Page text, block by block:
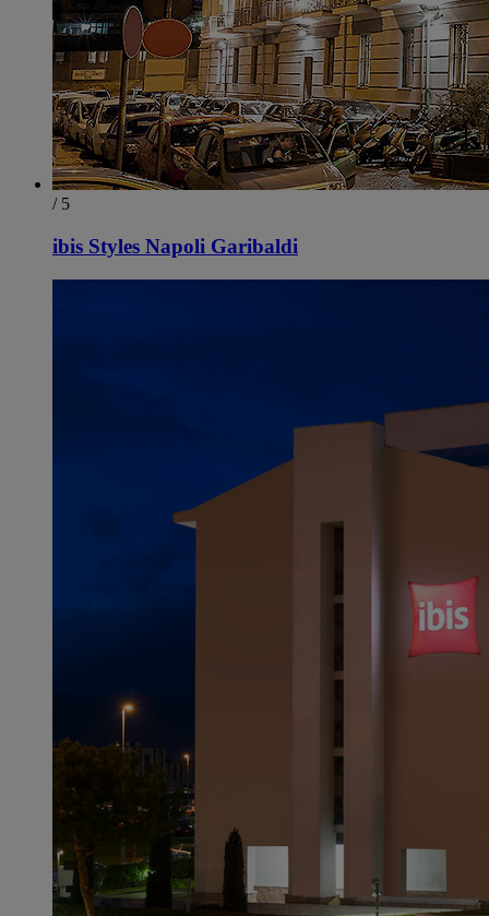
/ 5
ibis Styles Napoli Garibaldi